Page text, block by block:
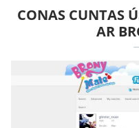
CONAS CUNTAS
AR